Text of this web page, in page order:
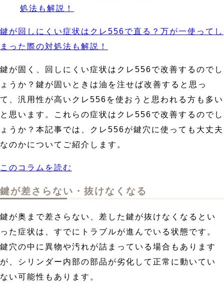
鍵が回しにくい症状はクレ556で直る？万が一使ってし
まった際の対処法も解説！
鍵が固く、回しにくい症状はクレ556で改善するのでし
ょうか？鍵が固いときは油を注せば改善すると思っ
て、汎用性が高いクレ556を使おうと思われる方も多い
と思います。これらの症状はクレ556で改善するのでし
ょうか？本記事では、クレ556が鍵穴に使っても大丈夫
なのかについてご紹介します。
このコラムを読む
鍵が差さらない・抜けなくなる
鍵が奥まで差さらない、差した鍵が抜けなくなるとい
った症状は、すでにトラブルが進んでいる状態です。
鍵穴の中に異物や汚れが詰まっている場合もあります
が、シリンダー内部の部品が劣化して正常に動いてい
ない可能性もあります。